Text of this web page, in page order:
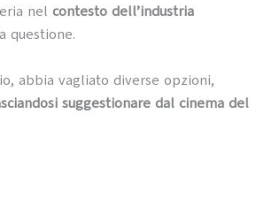
nel contesto dell’industria
questione.
abbia vagliato diverse opzioni,
suggestionare dal cinema del